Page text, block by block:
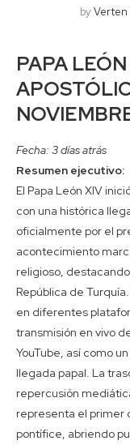
byVerten
PAPA
Fecha: 3 días atrás
Resumen ejecutivo:
El Papa León XIV
con una histórica
oficialmente por el
acontecimiento
religioso,
República de
en diferentes
transmisión en vivo
YouTube, así como
llegada papal. La
repercusión
representa el primer
pontífice, abriendo